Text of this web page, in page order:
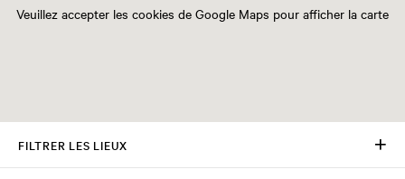
FILTRER LES LIEUX